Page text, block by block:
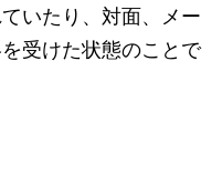
いたり、対面、メー
受けた状態のことで